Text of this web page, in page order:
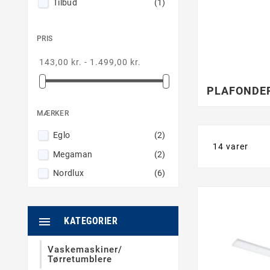
Tilbud (1)
PRIS
143,00 kr. - 1.499,00 kr.
MÆRKER
Eglo
(2)
Megaman
(2)
Nordlux
(6)
KATEGORIER

Vaskemaskiner/
Tørretumblere
14 varer